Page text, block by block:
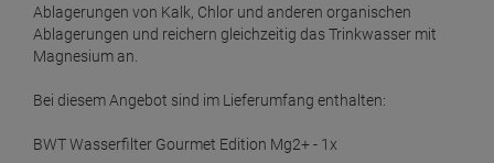
Ablagerungen von Kalk, Chlor und anderen organischen
Ablagerungen und reichern gleichzeitig das Trinkwasser mit
Magnesium an.
Bei diesem Angebot sind im Lieferumfang enthalten:
BWT Wasserfilter Gourmet Edition Mg2+ - 1x